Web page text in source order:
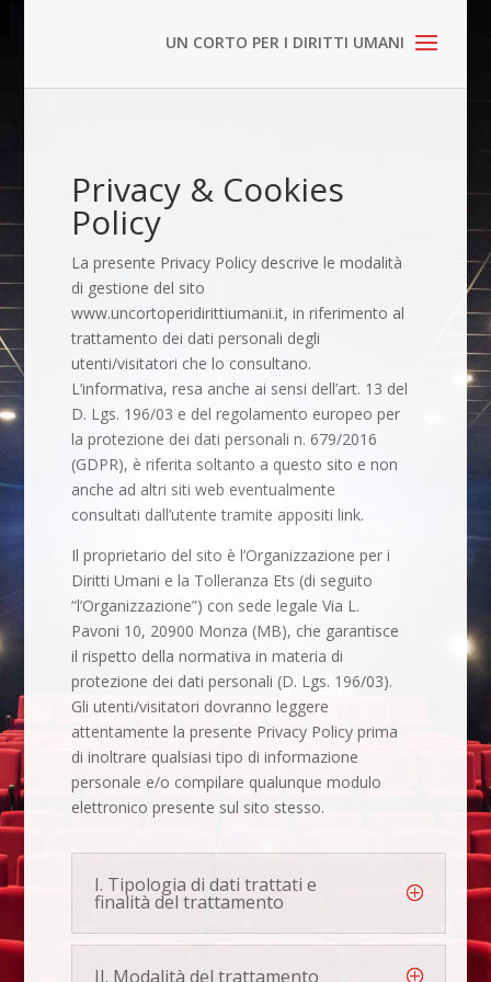
Privacy & Cookies
Policy
La presente Privacy Policy descrive le modalità
di gestione del sito
www.uncortoperidirittiumani.it, in riferimento al
trattamento dei dati personali degli
utenti/visitatori che lo consultano.
L’informativa, resa anche ai sensi dell’art. 13 del
D. Lgs. 196/03 e del regolamento europeo per
la protezione dei dati personali n. 679/2016
(GDPR), è riferita soltanto a questo sito e non
anche ad altri siti web eventualmente
consultati dall’utente tramite appositi link.
Il proprietario del sito è l’Organizzazione per i
Diritti Umani e la Tolleranza Ets (di seguito
“l’Organizzazione”) con sede legale Via L.
Pavoni 10, 20900 Monza (MB), che garantisce
il rispetto della normativa in materia di
protezione dei dati personali (D. Lgs. 196/03).
Gli utenti/visitatori dovranno leggere
attentamente la presente Privacy Policy prima
di inoltrare qualsiasi tipo di informazione
personale e/o compilare qualunque modulo
elettronico presente sul sito stesso.
I. Tipologia di dati trattati e
finalità del trattamento
II. Modalità del trattamento